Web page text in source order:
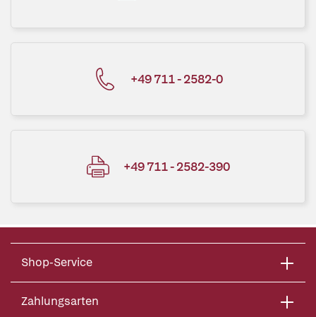
+49 711 - 2582-0
+49 711 - 2582-390
Shop-Service
Zahlungsarten